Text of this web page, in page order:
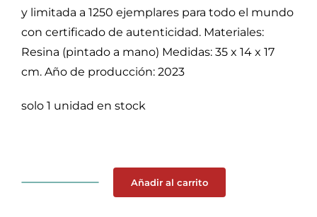
y limitada a 1250 ejemplares para todo el mundo
con certificado de autenticidad. Materiales:
Resina (pintado a mano) Medidas: 35 x 14 x 17
cm. Año de producción: 2023
solo 1 unidad en stock
Añadir al carrito